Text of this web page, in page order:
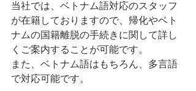
当社では、ベトナム語対応のスタッフ
が在籍しておりますので、帰化やベト
ナムの国籍離脱の手続きに関して詳し
くご案内することが可能です。
また、ベトナム語はもちろん、多言語
で対応可能です。